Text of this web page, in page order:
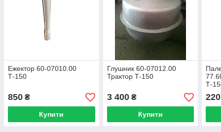
Ежектор 60-07010.00
Т-150
850 ₴
Купити
Глушник 60-07012.00
Трактор Т-150
3 400₴
Купити
Т-
220